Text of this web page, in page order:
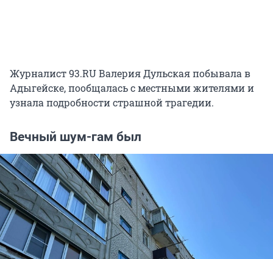
Журналист 93.RU Валерия Дульская побывала в
Адыгейске, пообщалась с местными жителями и
узнала подробности страшной трагедии.
Вечный шум-гам был